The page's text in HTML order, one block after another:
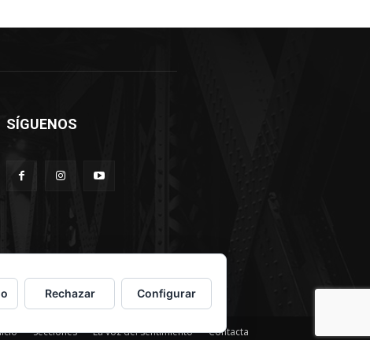
SÍGUENOS
Secciones La voz del sentimiento Contacta
Rechazar Configurar